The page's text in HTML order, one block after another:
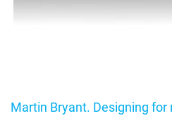
Martin Bryant. Designing for